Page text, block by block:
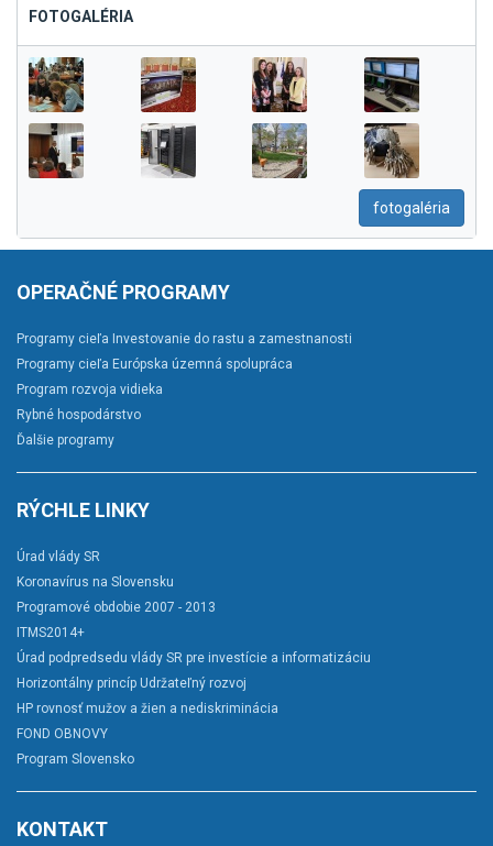
FOTOGALÉRIA
fotogaléria
OPERAČNÉ PROGRAMY
Programy cieľa Investovanie do rastu a zamestnanosti
Programy cieľa Európska územná spolupráca
Program rozvoja vidieka
Rybné hospodárstvo
Ďalšie programy
RÝCHLE LINKY
Úrad vlády SR
Koronavírus na Slovensku
Programové obdobie 2007 - 2013
ITMS2014+
Úrad podpredsedu vlády SR pre investície a informatizáciu
Horizontálny princíp Udržateľný rozvoj
HP rovnosť mužov a žien a nediskriminácia
FOND OBNOVY
Program Slovensko
KONTAKT